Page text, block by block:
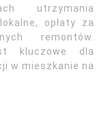
utrzymania
opłaty za
remontów.
kluczowe dla
w mieszkanie na